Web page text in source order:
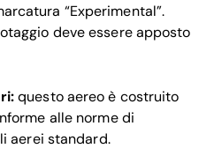
“Experimental”.
deve essere apposto
questo aereo è costruito
alle norme di
aerei standard.